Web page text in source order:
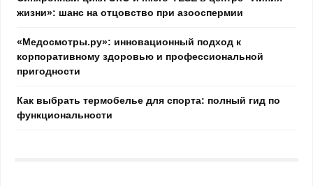
жизни»: шанс на отцовство при азооспермии
«Медосмотры.ру»: инновационный подход к
корпоративному здоровью и профессиональной
пригодности
Как выбрать термобелье для спорта: полный гид по
функциональности